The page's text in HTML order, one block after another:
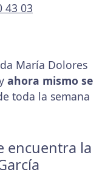
43 03
María Dolores
ahora mismo se
toda la semana
encuentra la